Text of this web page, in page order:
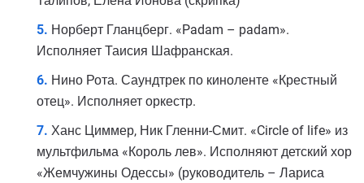
Норберт Гланцберг. «Padam – padam».
Исполняет Таисия Шафранская.
Нино Рота. Саундтрек по киноленте «Крестный
отец». Исполняет оркестр.
Ханс Циммер, Ник Гленни-Смит. «Circle of life» из
мультфильма «Король лев». Исполняют детский хор
«Жемчужины Одессы» (руководитель – Лариса